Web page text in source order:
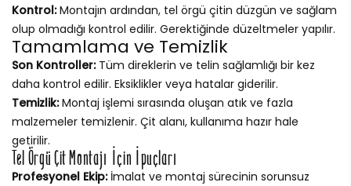
Kontrol:Montajın ardından, tel örgü çitin düzgün ve sağlam
olup olmadığı kontrol edilir. Gerektiğinde düzeltmeler yapılır.
Tamamlama ve Temizlik
Son Kontroller:Tüm direklerin ve telin sağlamlığı bir kez
daha kontrol edilir. Eksiklikler veya hatalar giderilir.
Temizlik:Montaj işlemi sırasında oluşan atık ve fazla
malzemeler temizlenir. Çit alanı, kullanıma hazır hale
getirilir.
Tel Örgü Çit Montajı İçin İpuçları
Profesyonel Ekip:İmalat ve montaj sürecinin sorunsuz